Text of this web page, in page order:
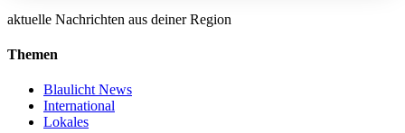
aktuelle Nachrichten aus deiner Region
Themen
Blaulicht News
International
Lokales